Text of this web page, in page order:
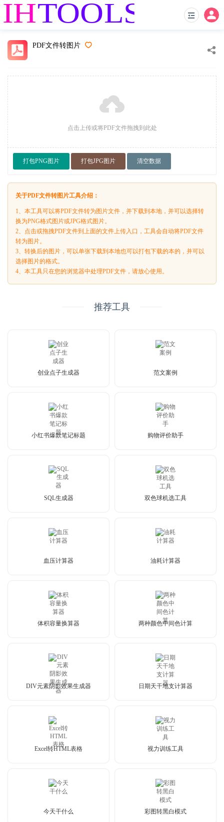
PDF文件转图片
点击上传或将PDF文件拖拽到此处
打包PNG图片 打包JPG图片 清空数据
关于PDF文件转图片工具介绍：
1、本工具可以将PDF文件转为图片文件，并下载到本地，并可以选择转
换为PNG格式图片或JPG格式图片。
2、点击或拖拽PDF文件到上面的文件上传入口，工具会自动将PDF文件
转为图片。
3、转换后的图片，可以单张下载到本地也可以打包下载的本的，并可以
选择图片的格式。
4、本工具只在您的浏览器中处理PDF文件，请放心使用。
推荐工具
创业点子生成器 范文案例
小红书爆款笔记标题 购物评价助手
SQL生成器 双色球机选工具
血压计算器 油耗计算器
体积容量换算器 两种颜色中间色计算
DIV元素阴影效果生成器 日期天干地支计算器
Excel转HTML表格 视力训练工具
今天干什么 彩图转黑白模式